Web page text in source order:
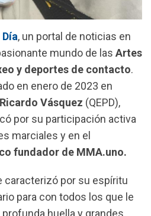
, un portal de noticias en
mundo de las Artes
y deportes de contacto.
en enero de 2023 en
Vásquez (QEPD),
por su participación activa
marciales y en el
fundador de MMA.uno.
caracterizó por su espíritu
para con todos los que le